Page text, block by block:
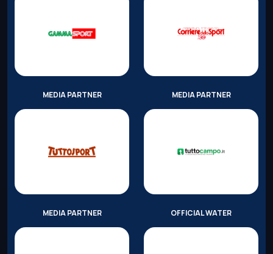
MEDIA PARTNER MEDIA PARTNER
MEDIA PARTNER OFFICIAL WATER